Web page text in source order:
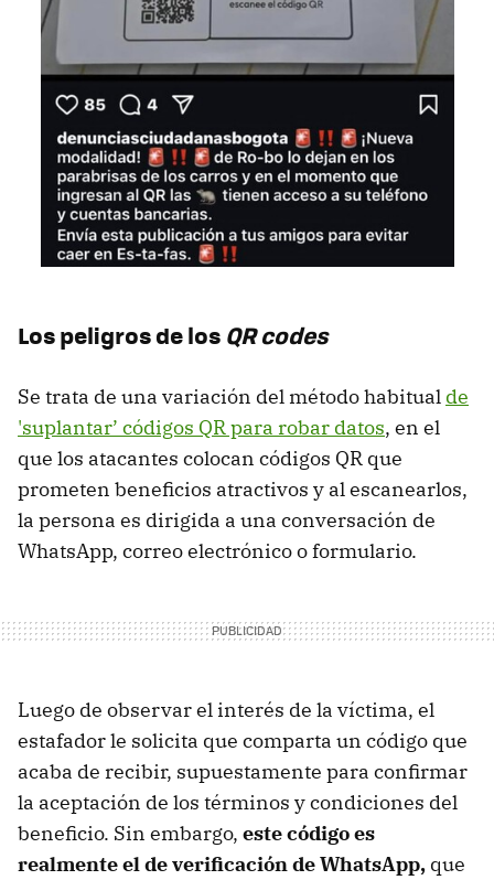
Los peligros de losQR codes
Se trata de una variación del método habitual de
'suplantar’ códigos QR para robar datos, en el
que los atacantes colocan códigos QR que
prometen beneficios atractivos y al escanearlos,
la persona es dirigida a una conversación de
WhatsApp, correo electrónico o formulario.
Luego de observar el interés de la víctima, el
estafador le solicita que comparta un código que
acaba de recibir, supuestamente para confirmar
la aceptación de los términos y condiciones del
beneficio. Sin embargo, este código es
realmente el de verificación de WhatsApp, que